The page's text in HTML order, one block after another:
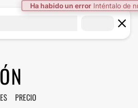
Ha habido un error Inténtalo de
PRECIO